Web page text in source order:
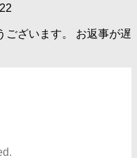
ございます。 お返事が遅